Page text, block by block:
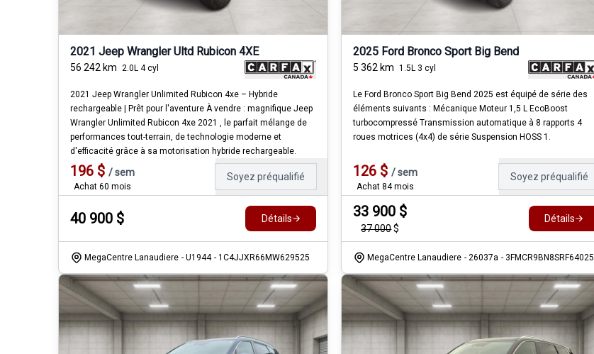
2021 Jeep Wrangler Ultd Rubicon 4XE
56 242 km 2.0L 4 cyl
2021 Jeep Wrangler Unlimited Rubicon 4xe – Hybride
rechargeable | Prêt pour l'aventure À vendre : magnifique Jeep
Wrangler Unlimited Rubicon 4xe 2021 , le parfait mélange de
performances tout-terrain, de technologie moderne et
d'efficacité grâce à sa motorisation hybride rechargeable.
196 $ /sem
Achat 60 mois
Soyez préqualifié
40 900 $ Détails
MegaCentre Lanaudiere - U1944 - 1C4JJXR66MW629525
2025 Ford Bronco Sport Big Bend
5 362 km 1.5L 3 cyl
Le Ford Bronco Sport Big Bend 2025 est équipé de série des
éléments suivants : Mécanique Moteur 1,5 L EcoBoost
turbocompressé Transmission automatique à 8 rapports 4
roues motrices (4x4) de série Suspension HOSS 1.
126 $ / sem
Achat 84 mois
Soyez préqualifié
33 900 $
37 000$
Détails
MegaCentre Lanaudiere - 26037a - 3FMCR9BN8SRF64025